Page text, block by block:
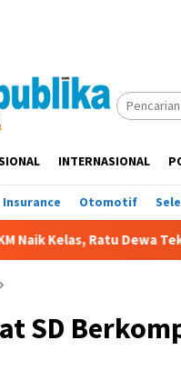
INTERNASIONAL
Insurance Otomotif
Dewa Tekankan
SD